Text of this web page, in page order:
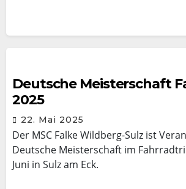
Deutsche Meisterschaft
2025
22. Mai 2025
Der MSC Falke Wildberg-Sulz ist
Deutsche Meisterschaft im
Juni in Sulz am Eck.